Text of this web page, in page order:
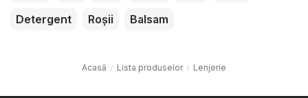
Detergent
Roșii Balsam
Acasă Lista produselor Lenjerie